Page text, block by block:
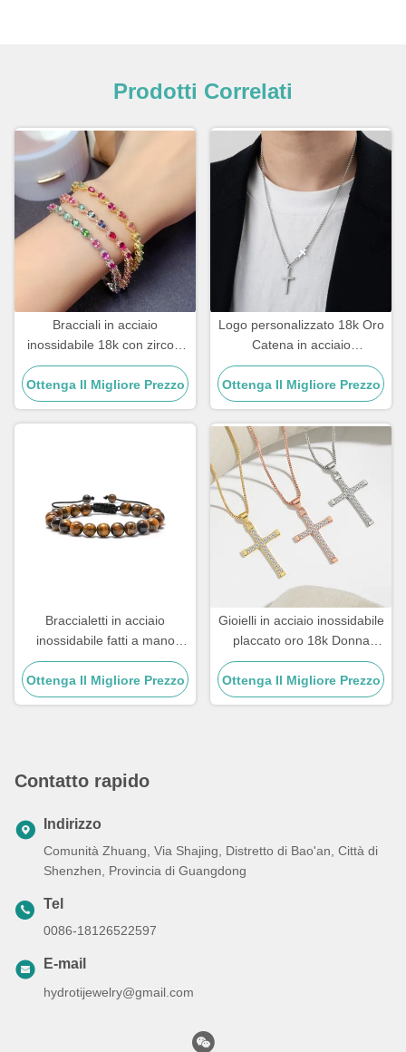
Prodotti Correlati
Bracciali in acciaio
inossidabile 18k con zirconi
di rame placcati oro e
diamanti da donna
Ottenga Il Migliore Prezzo
Logo personalizzato 18k Oro
Catena in acciaio
inossidabile Uomini Gioielli
Croce Pendenti Catene
Ottenga Il Migliore Prezzo
Braccialetti in acciaio
inossidabile fatti a mano
regalo per coppia maschile
braccialetto con perline in
pietra
Ottenga Il Migliore Prezzo
Gioielli in acciaio inossidabile
placcato oro 18k Donna
Collana girocollo Croce 20
pollici
Ottenga Il Migliore Prezzo
Contatto rapido
Indirizzo
Comunità Zhuang, Via Shajing, Distretto di Bao'an, Città di
Shenzhen, Provincia di Guangdong
Tel
0086-18126522597
E-mail
hydrotijewelry@gmail.com